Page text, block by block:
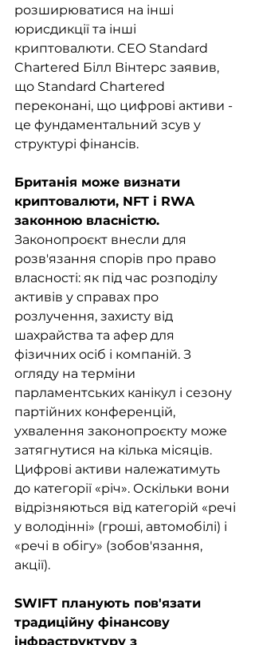
розширюватися на інші
юрисдикції та інші
криптовалюти. CEO Standard
Chartered Білл Вінтерс заявив,
що Standard Chartered
переконані, що цифрові активи -
це фундаментальний зсув у
структурі фінансів.
Британія може визнати
криптовалюти, NFT і RWA
законною власністю.
Законопроєкт внесли для
розв'язання спорів про право
власності: як під час розподілу
активів у справах про
розлучення, захисту від
шахрайства та афер для
фізичних осіб і компаній. З
огляду на терміни
парламентських канікул і сезону
партійних конференцій,
ухвалення законопроєкту може
затягнутися на кілька місяців.
Цифрові активи належатимуть
до категорії «річ». Оскільки вони
відрізняються від категорій «речі
у володінні» (гроші, автомобілі) і
«речі в обігу» (зобов'язання,
акції).
SWIFT планують пов'язати
традиційну фінансову
інфраструктуру з